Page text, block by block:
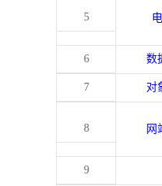
5
6 数
7 对
8 网
9